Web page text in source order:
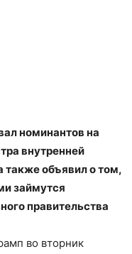
номинантов на
внутренней
также объявил о том,
займутся
правительства
во вторник